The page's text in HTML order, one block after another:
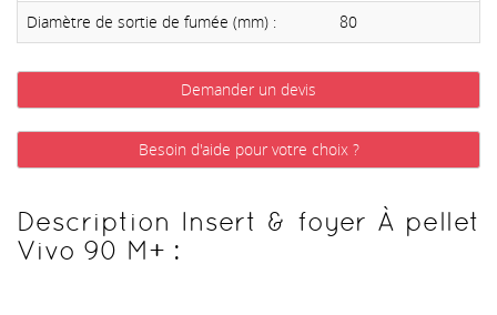
Diamètre de sortie de fumée (mm) :
80
Demander un devis
Besoin d'aide pour votre choix ?
Description Insert & foyer À pellet
Vivo 90 M+ :